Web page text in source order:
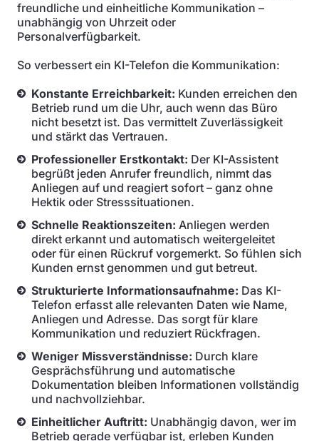
freundliche und einheitliche Kommunikation –
unabhängig von Uhrzeit oder
Personalverfügbarkeit.
So verbessert ein KI-Telefon die Kommunikation:
Konstante Erreichbarkeit: Kunden erreichen den
Betrieb rund um die Uhr, auch wenn das Büro
nicht besetzt ist. Das vermittelt Zuverlässigkeit
und stärkt das Vertrauen.
Professioneller Erstkontakt: Der KI-Assistent
begrüßt jeden Anrufer freundlich, nimmt das
Anliegen auf und reagiert sofort – ganz ohne
Hektik oder Stresssituationen.
Schnelle Reaktionszeiten: Anliegen werden
direkt erkannt und automatisch weitergeleitet
oder für einen Rückruf vorgemerkt. So fühlen sich
Kunden ernst genommen und gut betreut.
Strukturierte Informationsaufnahme: Das KI-
Telefon erfasst alle relevanten Daten wie Name,
Anliegen und Adresse. Das sorgt für klare
Kommunikation und reduziert Rückfragen.
Weniger Missverständnisse: Durch klare
Gesprächsführung und automatische
Dokumentation bleiben Informationen vollständig
und nachvollziehbar.
Einheitlicher Auftritt: Unabhängig davon, wer im
Betrieb gerade verfügbar ist, erleben Kunden